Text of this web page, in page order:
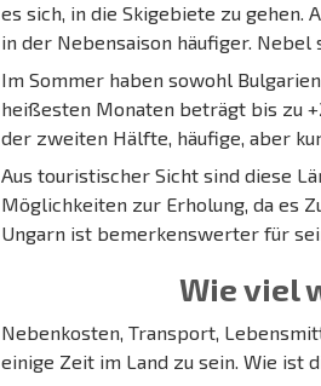
es sich, in die Skigebiete zu
in der Nebensaison häufiger. Nebel
Im Sommer haben sowohl
heißesten Monaten beträgt bis zu
der zweiten Hälfte, häufige, aber
Aus touristischer Sicht sind diese
Möglichkeiten zur Erholung, da es
Ungarn ist bemerkenswerter für
Wie viel
Nebenkosten, Transport,
einige Zeit im Land zu sein. Wie ist